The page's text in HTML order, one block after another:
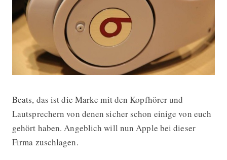
Will Apple Beats für 3,2 Milliarden
Beats, das ist die Marke mit den Kopfhörer und
Lautsprechern von denen sicher schon einige von euch
gehört haben. Angeblich will nun Apple bei dieser
Firma zuschlagen.